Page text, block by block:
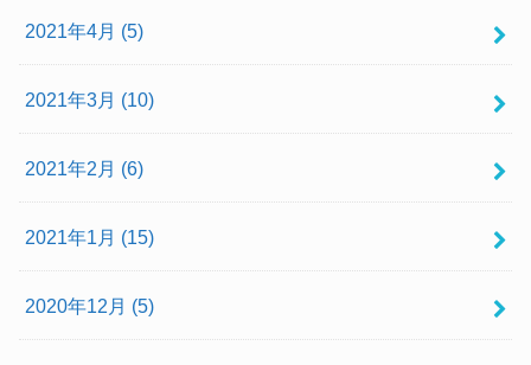
2021年4月 (5)
2021年3月 (10)
2021年2月 (6)
2021年1月 (15)
2020年12月 (5)